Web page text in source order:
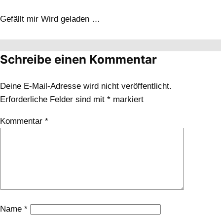
Gefällt mir Wird geladen …
Schreibe einen Kommentar
Deine E-Mail-Adresse wird nicht veröffentlicht.
Erforderliche Felder sind mit * markiert
Kommentar *
Name *